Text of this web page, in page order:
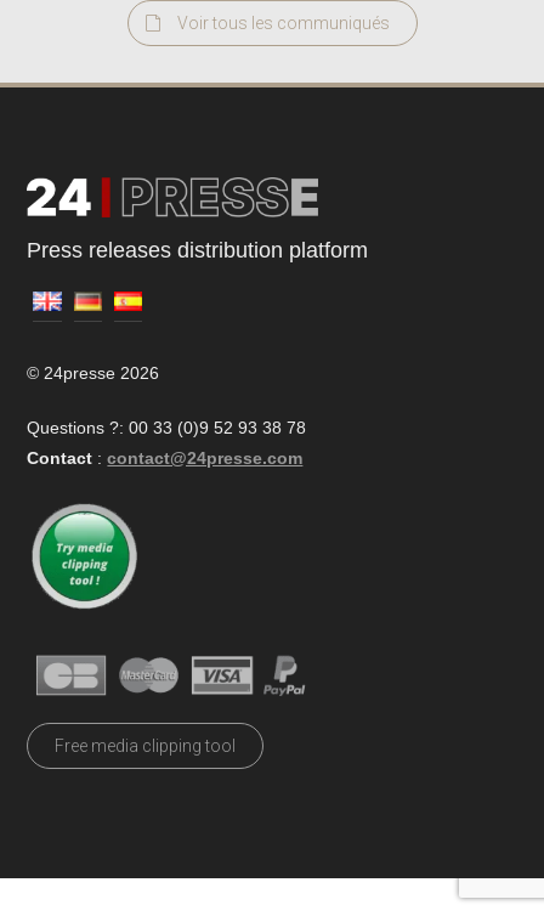
Voir tous les communiqués
Press releases distribution platform
© 24presse 2026
Questions ?: 00 33 (0)9 52 93 38 78
Contact : contact@24presse.com
Free media clipping tool